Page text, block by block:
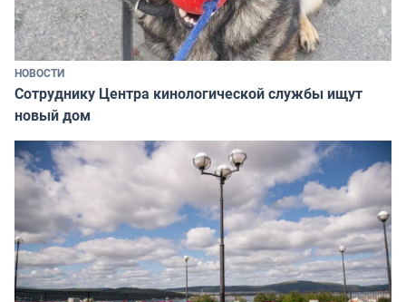
НОВОСТИ
Сотруднику Центра кинологической службы ищут
новый дом